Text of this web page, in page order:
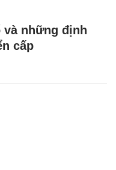
và những định
cấp